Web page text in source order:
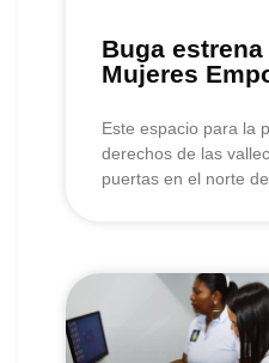
Buga
Mujeres
Este espacio para la
derechos de las
puertas en el norte